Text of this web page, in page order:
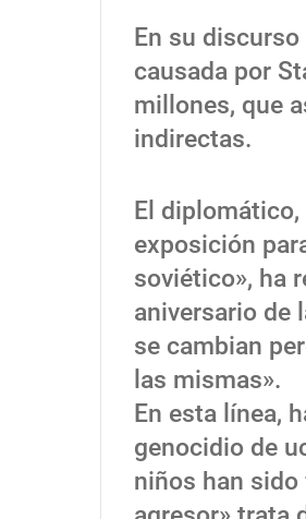
En su
causada por
millones, que
indirectas.
El
exposición
soviético», ha
aniversario de
se cambian
las mismas».
En esta línea,
genocidio de
niños han sido